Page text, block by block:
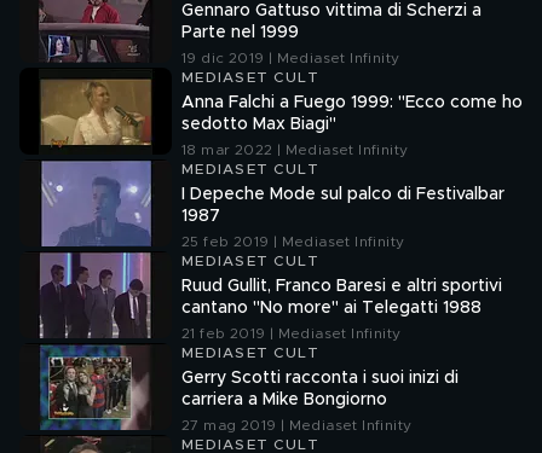
Gennaro Gattuso vittima di Scherzi a
Parte nel 1999
19 dic 2019 | Mediaset Infinity
MEDIASET CULT
Anna Falchi a Fuego 1999: "Ecco come ho
sedotto Max Biagi"
18 mar 2022 | Mediaset Infinity
MEDIASET CULT
I Depeche Mode sul palco di Festivalbar
1987
25 feb 2019 | Mediaset Infinity
MEDIASET CULT
Ruud Gullit, Franco Baresi e altri sportivi
cantano "No more" ai Telegatti 1988
21 feb 2019 | Mediaset Infinity
MEDIASET CULT
Gerry Scotti racconta i suoi inizi di
carriera a Mike Bongiorno
27 mag 2019 | Mediaset Infinity
MEDIASET CULT